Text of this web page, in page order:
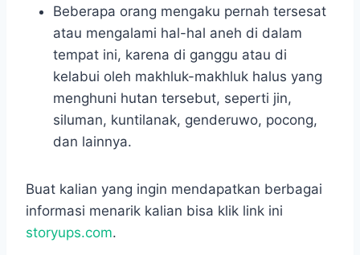
Beberapa orang mengaku pernah tersesat
atau mengalami hal-hal aneh di dalam
tempat ini, karena di ganggu atau di
kelabui oleh makhluk-makhluk halus yang
menghuni hutan tersebut, seperti jin,
siluman, kuntilanak, genderuwo, pocong,
dan lainnya.
Buat kalian yang ingin mendapatkan berbagai
informasi menarik kalian bisa klik link ini
storyups.com.